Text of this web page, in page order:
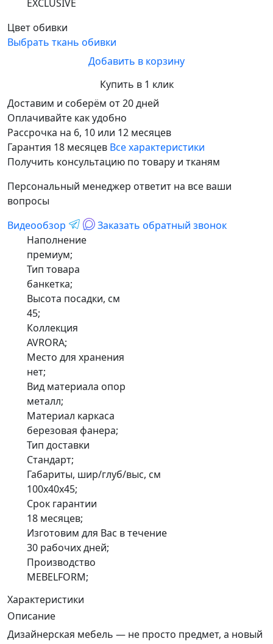
EXCLUSIVE
Цвет обивки
Выбрать ткань обивки
Добавить в корзину
Купить в 1 клик
Доставим и соберём от 20 дней
Оплачивайте как удобно
Рассрочка на 6, 10 или 12 месяцев
Гарантия 18 месяцев Все характеристики
Получить консультацию по товару и тканям
Персональный менеджер ответит на все ваши
вопросы
Видеообзор
Заказать обратный звонок
Наполнение
премиум;
Тип товара
банкетка;
Высота посадки, см
45;
Коллекция
AVRORA;
Место для хранения
нет;
Вид материала опор
металл;
Материал каркаса
березовая фанера;
Тип доставки
Стандарт;
Габариты, шир/глуб/выс, см
100x40x45;
Срок гарантии
18 месяцев;
Изготовим для Вас в течение
30 рабочих дней;
Производство
MEBELFORM;
Характеристики
Описание
Дизайнерская мебель — не просто предмет, а новый